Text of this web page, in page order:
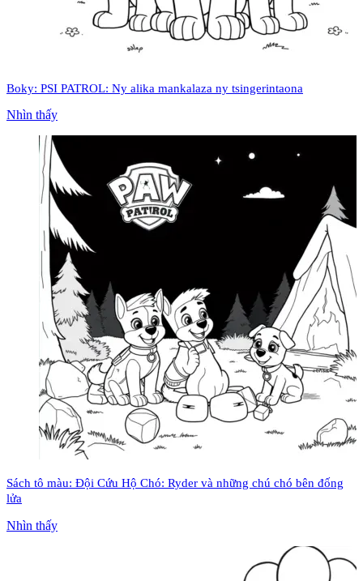
Boky: PSI PATROL: Ny alika mankalaza ny tsingerintaona
Nhìn thấy
Sách tô màu: Đội Cứu Hộ Chó: Ryder và những chú chó bên đống
lửa
Nhìn thấy